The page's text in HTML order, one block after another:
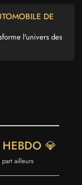
DE
l'univers des
💎
ailleurs